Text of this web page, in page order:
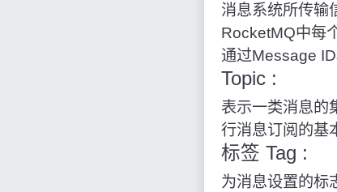
消息系统所传输
RocketMQ中每
通过Message
Topic :
表示一类消息的
行消息订阅的基
标签 Tag :
为消息设置的标